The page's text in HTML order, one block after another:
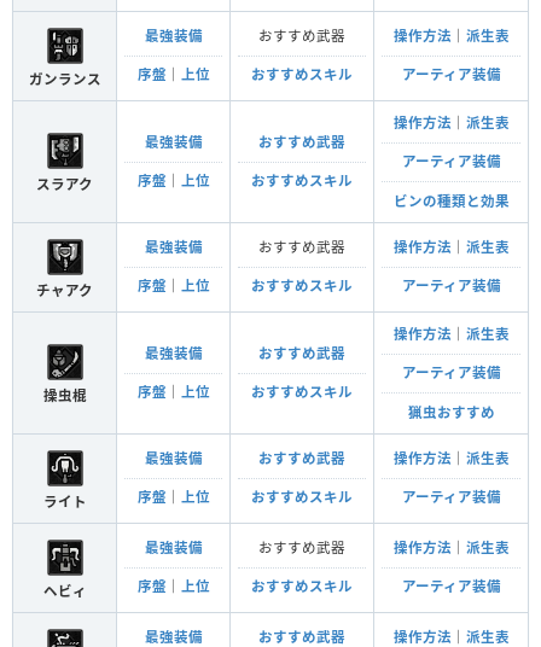
ガンランス
最強装備
序盤 上位
おすすめ武器
おすすめスキル
操作方法 派生表
アーティア装備
スラアク
最強装備
序盤 上位
おすすめ武器
おすすめスキル
操作方法 派生表
アーティア装備
ビンの種類と効果
チャアク
最強装備
序盤 上位
おすすめ武器
おすすめスキル
操作方法 派生表
アーティア装備
操虫棍
最強装備
序盤 上位
おすすめ武器
おすすめスキル
操作方法 派生表
アーティア装備
猟虫おすすめ
ライト
最強装備
序盤 上位
おすすめ武器
おすすめスキル
操作方法 派生表
アーティア装備
ヘビィ
最強装備
序盤 上位
おすすめ武器
おすすめスキル
操作方法 派生表
アーティア装備
最強装備 おすすめ武器 操作方法 派生表